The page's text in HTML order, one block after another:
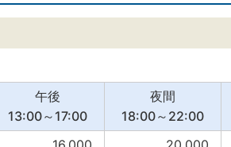
午後
13:00～17:00
夜間
18:00～22:00